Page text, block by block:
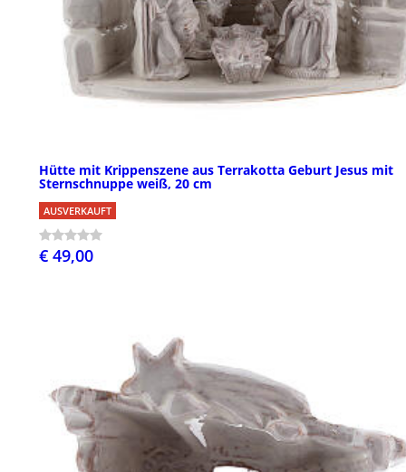
Hütte mit Krippenszene aus Terrakotta Geburt Jesus mit
Sternschnuppe weiß, 20 cm
AUSVERKAUFT
€ 49,00